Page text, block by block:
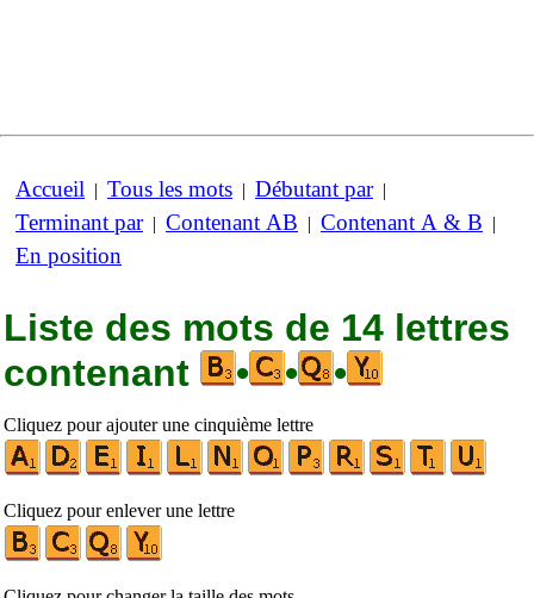
Accueil | Tous les mots | Débutant par|
Terminant par| Contenant AB | Contenant A & B |
En position
Liste des mots de 14 lettres
contenant
• • •
Cliquez pour ajouter une cinquième lettre
Cliquez pour enlever une lettre